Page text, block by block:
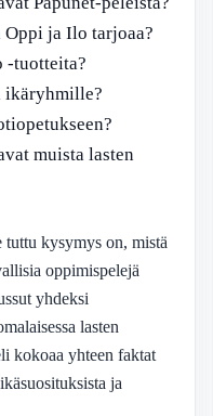
ja Ilo tarjoaa?
-tuotteita?
ikäryhmille?
muista lasten
kysymys on, mistä
oppimispelejä
yhdeksi
lasten
kokoaa yhteen faktat
ja